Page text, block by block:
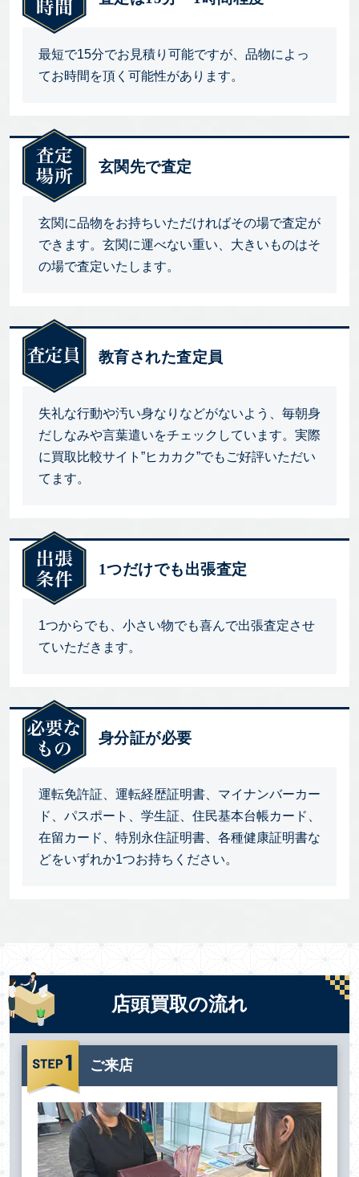
最短で15分でお見積り可能ですが、品物によっ
てお時間を頂く可能性があります。
玄関先で査定
玄関に品物をお持ちいただければその場で査定が
できます。玄関に運べない重い、大きいものはそ
の場で査定いたします。
教育された査定員
失礼な行動や汚い身なりなどがないよう、毎朝身
だしなみや言葉遣いをチェックしています。実際
に買取比較サイト”ヒカカク”でもご好評いただい
てます。
1つだけでも出張査定
1つからでも、小さい物でも喜んで出張査定させ
ていただきます。
身分証が必要
運転免許証、運転経歴証明書、マイナンバーカー
ド、パスポート、学生証、住民基本台帳カード、
在留カード、特別永住証明書、各種健康証明書な
どをいずれか1つお持ちください。
店頭買取の流れ
ご来店